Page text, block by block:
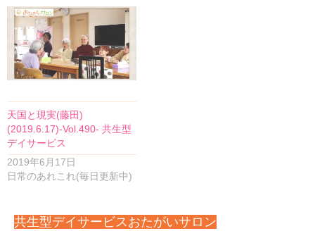
天国と現実(藤田)
(2019.6.17)-Vol.490- 共生型
デイサービス
2019年6月17日
日常のあれこれ(毎日更新中)
共生型デイサービスおたがいサロン